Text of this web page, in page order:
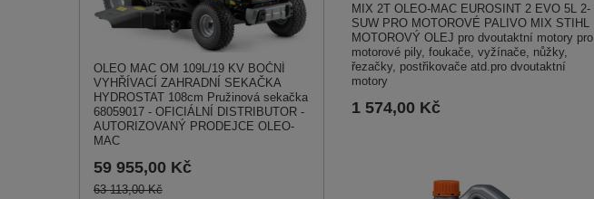
OLEO MAC OM 109L/19 KV BOČNÍ
VYHŘÍVACÍ ZAHRADNÍ SEKAČKA
HYDROSTAT 108cm Pružinová sekačka
68059017 - OFICIÁLNÍ DISTRIBUTOR -
AUTORIZOVANÝ PRODEJCE OLEO-
MAC
59 955,00 Kč
63 113,00 Kč
MIX 2T OLEO-MAC EUROSINT 2 EVO 5L 2-
SUW PRO MOTOROVÉ PALIVO MIX STIHL
MOTOROVÝ OLEJ pro dvoutaktní motory pro
motorové pily, foukače, vyžínače, nůžky,
řezačky, postřikovače atd.pro dvoutaktní
motory
1 574,00 Kč